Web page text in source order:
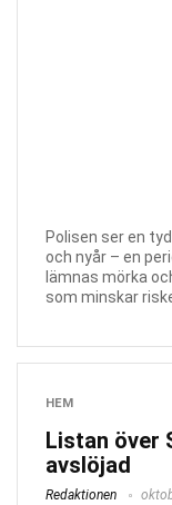
Polisen ser en
och nyår – en
lämnas mörka
som minskar
HEM
Listan över
avslöjad
Redaktionen